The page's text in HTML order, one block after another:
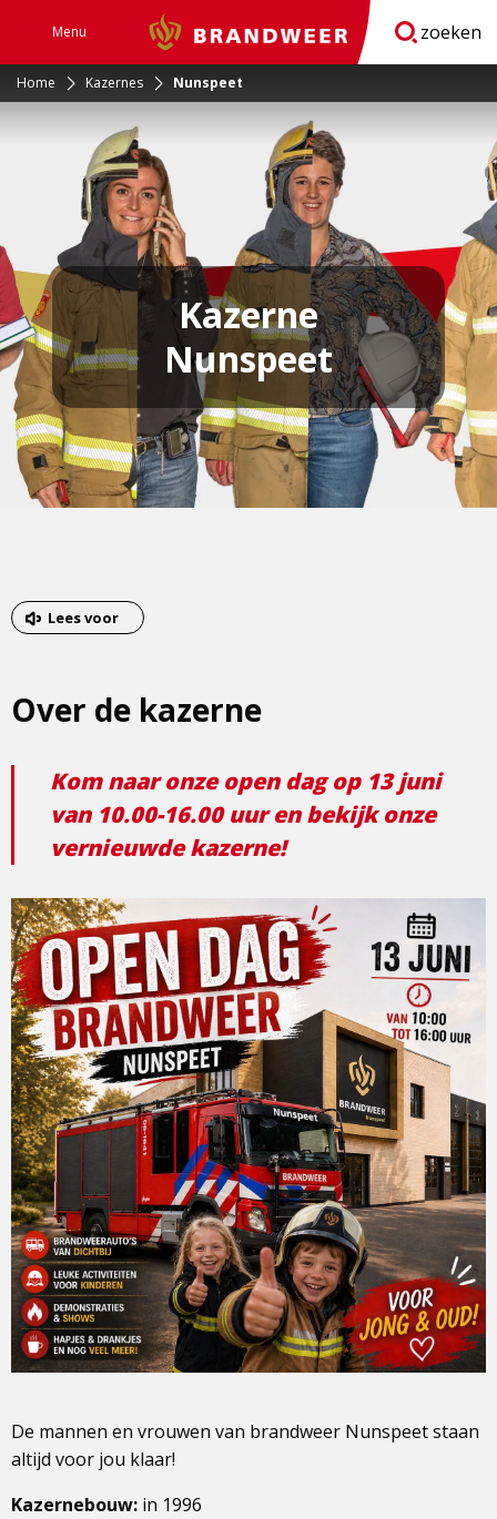
Menu Brandweer zoeken
Home Kazernes Nunspeet
Kazerne
Nunspeet
Lees voor
Over de kazerne
Kom naar onze open dag op 13 juni
van 10.00-16.00 uur en bekijk onze
vernieuwde kazerne!
De mannen en vrouwen van brandweer Nunspeet staan
altijd voor jou klaar!
Kazernebouw: in 1996